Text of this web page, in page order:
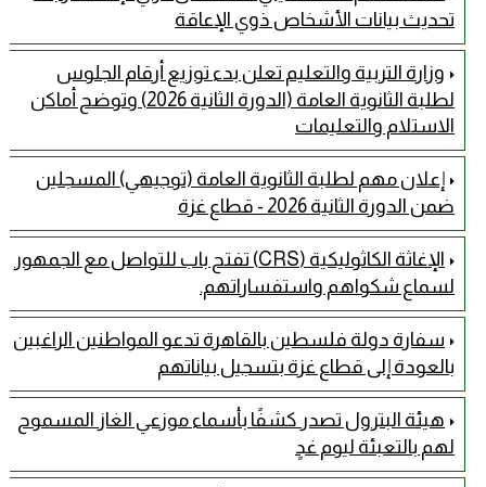
تحديث بيانات الأشخاص ذوي الإعاقة
وزارة التربية والتعليم تعلن بدء توزيع أرقام الجلوس
لطلبة الثانوية العامة (الدورة الثانية 2026) وتوضح أماكن
الاستلام والتعليمات
إعلان مهم لطلبة الثانوية العامة (توجيهي) المسجلين
ضمن الدورة الثانية 2026 - قطاع غزة
الإغاثة الكاثوليكية (CRS) تفتح باب للتواصل مع الجمهور
لسماع شكواهم واستفساراتهم.
سفارة دولة فلسطين بالقاهرة تدعو المواطنين الراغبين
بالعودة إلى قطاع غزة بتسجيل بياناتهم
هيئة البترول تصدر كشفًا بأسماء موزعي الغاز المسموح
لهم بالتعبئة ليوم غدٍ